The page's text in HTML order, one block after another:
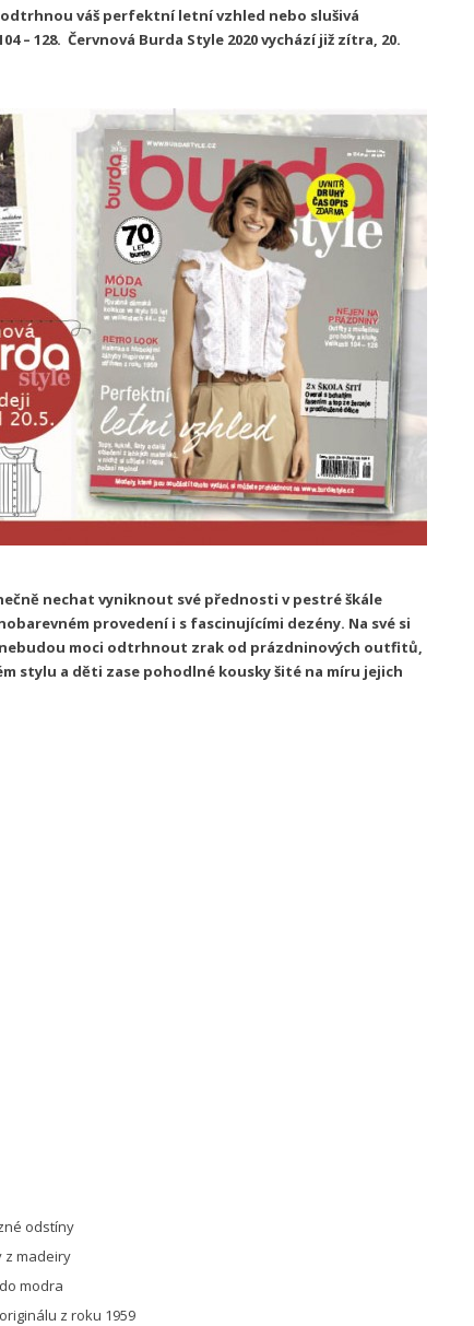
váš perfektní letní vzhled nebo slušivá
– 128. Červnová Burda Style 2020 vychází již zítra, 20.
nechat vyniknout své přednosti v pestré škále
provedení i s fascinujícími dezény. Na své si
moci odtrhnout zrak od prázdninových outfitů,
stylu a děti zase pohodlné kousky šité na míru jejich
odstíny
z madeiry
modra
z roku 1959